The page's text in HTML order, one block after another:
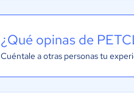
¿Qué opinas de
Cuéntale a otras personas tu